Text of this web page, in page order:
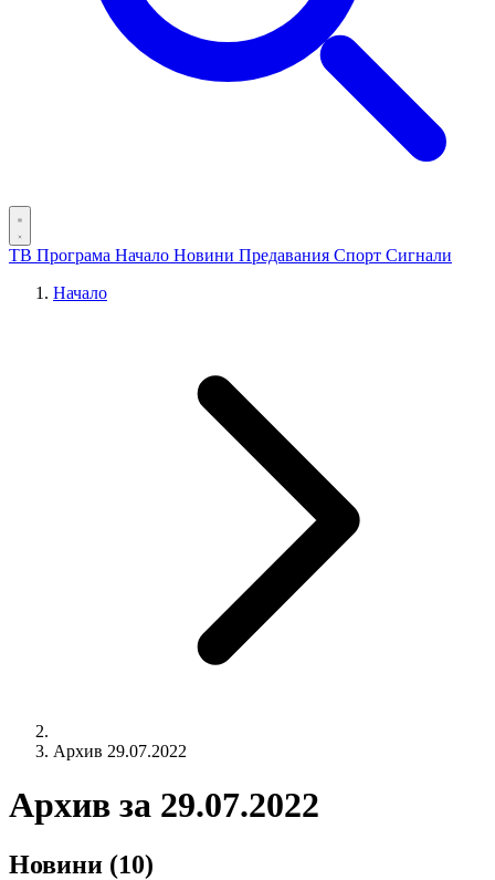
ТВ Програма Начало Новини Предавания Спорт Сигнали
Начало
Архив 29.07.2022
Архив за 29.07.2022
Новини (10)